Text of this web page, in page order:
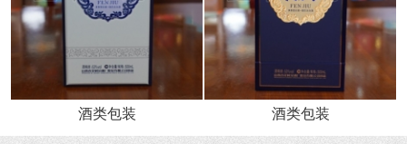
酒类包装 酒类包装